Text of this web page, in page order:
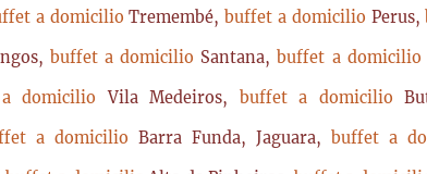
a domicilioTremembé,buffet a domicilio Perus,
buffet a domicilio Santana,buffet a domicilio
domicilioVila Medeiros, buffet a domicilio
a domicilio Barra Funda, Jaguara, buffet a